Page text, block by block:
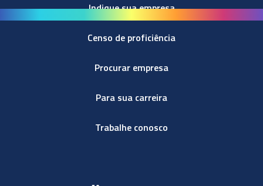
Indique sua empresa
Censo de proficiência
Procurar empresa
Para sua carreira
Trabalhe conosco